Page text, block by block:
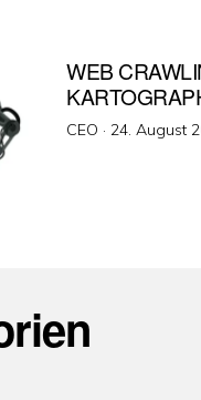
WEB
CEO · 24. August